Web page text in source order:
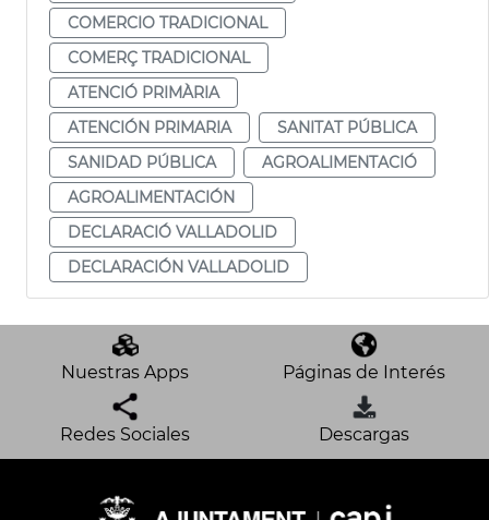
COMERCIO TRADICIONAL
COMERÇ TRADICIONAL
ATENCIÓ PRIMÀRIA
ATENCIÓN PRIMARIA
SANITAT PÚBLICA
SANIDAD PÚBLICA
AGROALIMENTACIÓ
AGROALIMENTACIÓN
DECLARACIÓ VALLADOLID
DECLARACIÓN VALLADOLID
Nuestras Apps Páginas de Interés
Redes Sociales Descargas